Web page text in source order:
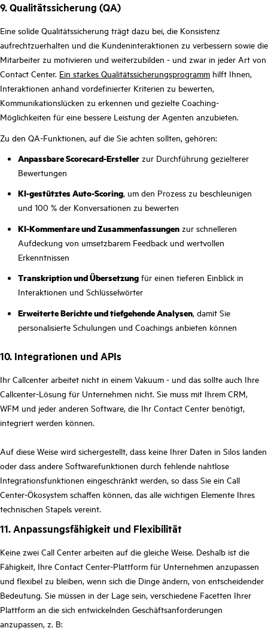
9. Qualitätssicherung (QA)
Eine solide Qualitätssicherung trägt dazu bei, die Konsistenz
aufrechtzuerhalten und die Kundeninteraktionen zu verbessern sowie die
Mitarbeiter zu motivieren und weiterzubilden - und zwar in jeder Art von
Contact Center. Ein starkes Qualitätssicherungsprogramm hilft Ihnen,
Interaktionen anhand vordefinierter Kriterien zu bewerten,
Kommunikationslücken zu erkennen und gezielte Coaching-
Möglichkeiten für eine bessere Leistung der Agenten anzubieten.
Zu den QA-Funktionen, auf die Sie achten sollten, gehören:
Anpassbare Scorecard-Ersteller zur Durchführung gezielterer
Bewertungen
KI-gestütztes Auto-Scoring, um den Prozess zu beschleunigen
und 100 % der Konversationen zu bewerten
KI-Kommentare und Zusammenfassungen zur schnelleren
Aufdeckung von umsetzbarem Feedback und wertvollen
Erkenntnissen
Transkription und Übersetzung für einen tieferen Einblick in
Interaktionen und Schlüsselwörter
Erweiterte Berichte und tiefgehende Analysen, damit Sie
personalisierte Schulungen und Coachings anbieten können
10. Integrationen und APIs
Ihr Callcenter arbeitet nicht in einem Vakuum - und das sollte auch Ihre
Callcenter-Lösung für Unternehmen nicht. Sie muss mit Ihrem CRM,
WFM und jeder anderen Software, die Ihr Contact Center benötigt,
integriert werden können.
Auf diese Weise wird sichergestellt, dass keine Ihrer Daten in Silos landen
oder dass andere Softwarefunktionen durch fehlende nahtlose
Integrationsfunktionen eingeschränkt werden, so dass Sie ein Call
Center-Ökosystem schaffen können, das alle wichtigen Elemente Ihres
technischen Stapels vereint.
11. Anpassungsfähigkeit und Flexibilität
Keine zwei Call Center arbeiten auf die gleiche Weise. Deshalb ist die
Fähigkeit, Ihre Contact Center-Plattform für Unternehmen anzupassen
und flexibel zu bleiben, wenn sich die Dinge ändern, von entscheidender
Bedeutung. Sie müssen in der Lage sein, verschiedene Facetten Ihrer
Plattform an die sich entwickelnden Geschäftsanforderungen
anzupassen, z. B: